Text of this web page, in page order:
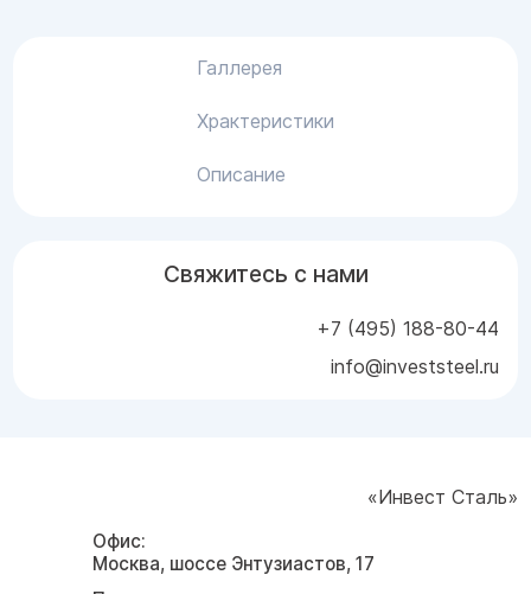
Галлерея
Храктеристики
Описание
Свяжитесь с нами
+7 (495) 188-80-44
info@investsteel.ru
«Инвест Сталь»
Офис:
Москва, шоссе Энтузиастов, 17